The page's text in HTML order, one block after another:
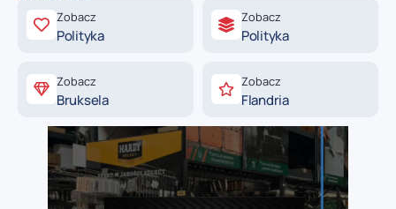
Zobacz
Polityka
Zobacz
Polityka
Zobacz
Bruksela
Zobacz
Flandria